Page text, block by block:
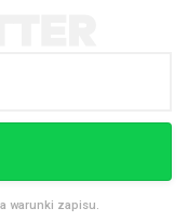
warunki zapisu.